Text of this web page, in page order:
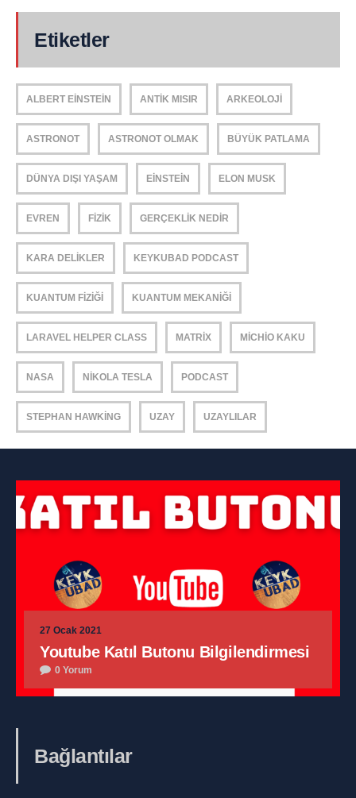
Etiketler
ALBERT EINSTEIN ANTIK MISIR ARKEOLOJI
ASTRONOT ASTRONOT OLMAK BÜYÜK PATLAMA
DÜNYA DIŞI YAŞAM EINSTEIN ELON MUSK
EVREN FIZIK GERÇEKLIK NEDIR
KARA DELIKLER KEYKUBAD PODCAST
KUANTUM FIZIĞI KUANTUM MEKANIĞI
LARAVEL HELPER CLASS MATRIX MICHIO KAKU
NASA NIKOLA TESLA PODCAST
STEPHAN HAWKING UZAY UZAYLILAR
27 Ocak 2021
Youtube Katıl Butonu Bilgilendirmesi
0 Yorum
Bağlantılar